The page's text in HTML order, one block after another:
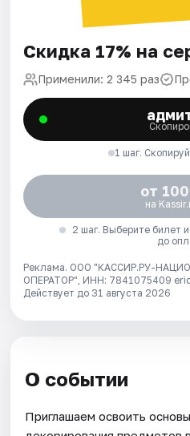
Скидка 17% на
Применили: 2 345 раз
1 шаг.
от
на
2 шаг. Выберите билет
до
Реклама. ООО "КАССИР.РУ-
ОПЕРАТОР", ИНН: 7841075409
Действует до 31 августа 2026
О событии
Приглашаем освоить